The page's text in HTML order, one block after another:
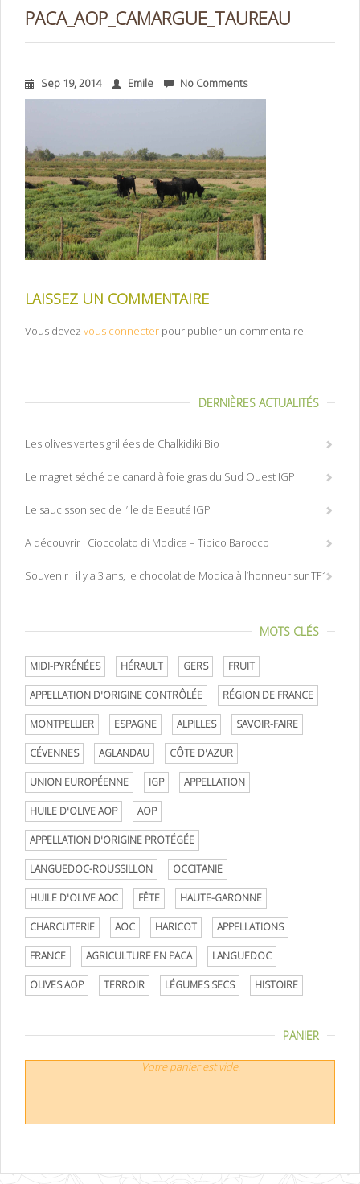
PACA_AOP_CAMARGUE_TAUREAU
Sep 19, 2014 Emile No Comments
LAISSEZ UN COMMENTAIRE
Vous devez vous connecter pour publier un commentaire.
DERNIÈRES ACTUALITÉS
Les olives vertes grillées de Chalkidiki Bio
Le magret séché de canard à foie gras du Sud Ouest IGP
Le saucisson sec de l’Ile de Beauté IGP
A découvrir : Cioccolato di Modica – Tipico Barocco
Souvenir : il y a 3 ans, le chocolat de Modica à l’honneur sur TF1
MOTS CLÉS
MIDI-PYRÉNÉES HÉRAULT GERS FRUIT
APPELLATION D'ORIGINE CONTRÔLÉE RÉGION DE FRANCE
MONTPELLIER ESPAGNE ALPILLES SAVOIR-FAIRE
CÉVENNES AGLANDAU CÔTE D'AZUR
UNION EUROPÉENNE IGP APPELLATION
HUILE D'OLIVE AOP AOP
APPELLATION D'ORIGINE PROTÉGÉE
LANGUEDOC-ROUSSILLON OCCITANIE
HUILE D'OLIVE AOC FÊTE HAUTE-GARONNE
CHARCUTERIE AOC HARICOT APPELLATIONS
FRANCE AGRICULTURE EN PACA LANGUEDOC
OLIVES AOP TERROIR LÉGUMES SECS HISTOIRE
PANIER
Votre panier est vide.